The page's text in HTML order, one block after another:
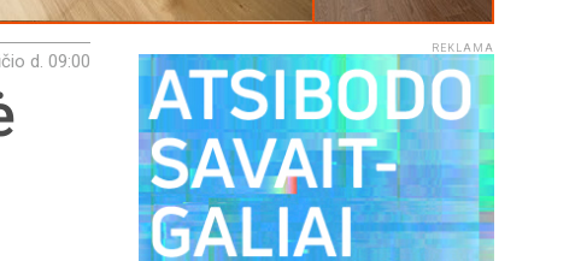
d. 09:00
REKLAMA